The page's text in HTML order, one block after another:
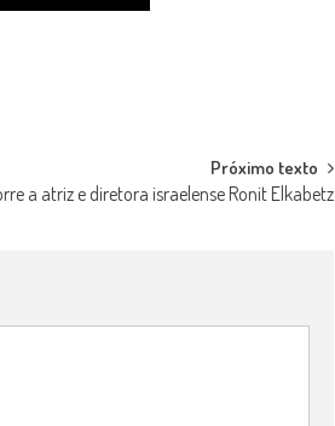
Próximo texto
a atriz e diretora israelense Ronit Elkabetz